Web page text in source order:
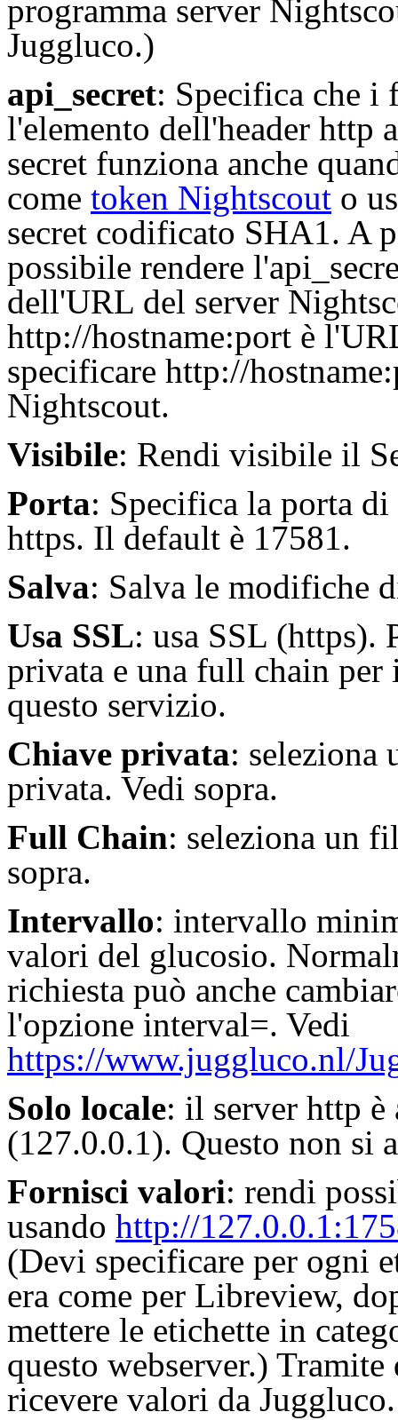
programma server
Juggluco.)
api_secret: Specifica che i
l'elemento dell'header http
secret funziona anche
come token Nightscout o
secret codificato SHA1. A
possibile rendere
dell'URL del server
http://hostname:port è
specificare http://
Nightscout.
Visibile: Rendi visibile il
Porta: Specifica la porta di
https. Il default è 17581.
Salva: Salva le modifiche
Usa SSL: usa SSL (https).
privata e una full chain per
questo servizio.
Chiave privata: seleziona
privata. Vedi sopra.
Full Chain: seleziona un
sopra.
Intervallo: intervallo
valori del glucosio.
richiesta può anche
l'opzione interval=. Vedi
https://www.juggluco.nl/
Solo locale: il server http è
(127.0.0.1). Questo non si
Fornisci valori: rendi
usando http://
(Devi specificare per ogni
era come per Libreview,
mettere le etichette in
questo webserver.)
ricevere valori da